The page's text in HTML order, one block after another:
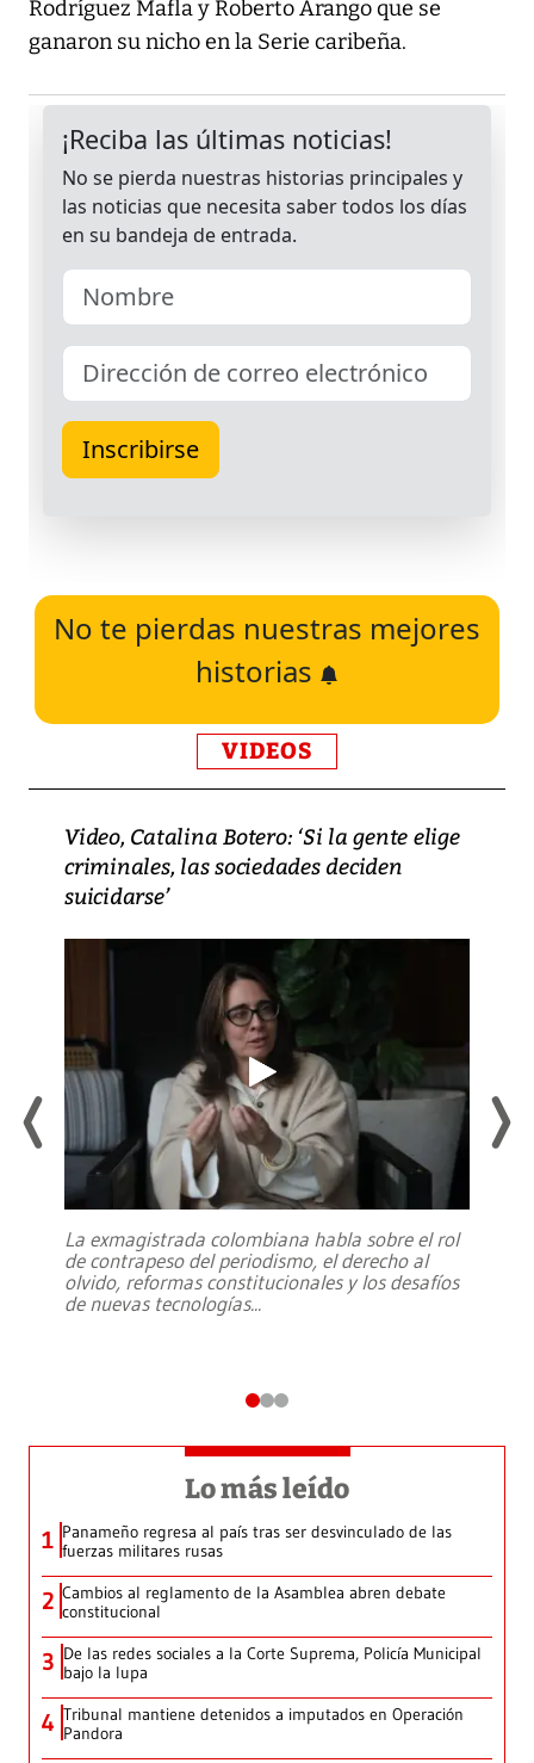
Rodríguez Mafla y Roberto Arango que se
ganaron su nicho en la Serie caribeña.
No te pierdas nuestras mejores
historias
VIDEOS
Video, Catalina Botero: ‘Si la gente elige
criminales, las sociedades deciden
suicidarse’
La exmagistrada colombiana habla sobre el rol
de contrapeso del periodismo, el derecho al
olvido, reformas constitucionales y los desafíos
de nuevas tecnologías...
Lo más leído
1 Panameño regresa al país tras ser desvinculado de las
fuerzas militares rusas
2 Cambios al reglamento de la Asamblea abren debate
constitucional
3 De las redes sociales a la Corte Suprema, Policía Municipal
bajo la lupa
4 Tribunal mantiene detenidos a imputados en Operación
Pandora